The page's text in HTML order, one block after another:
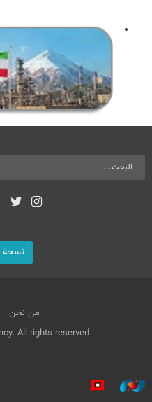
نسخة
من نحن
All rights reserved